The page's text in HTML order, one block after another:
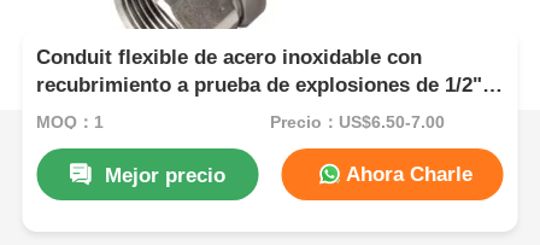
Conduit flexible de acero inoxidable con
recubrimiento a prueba de explosiones de 1/2"
para áreas peligrosas
MOQ：1 Precio：US$6.50-7.00
Mejor precio Ahora Charle